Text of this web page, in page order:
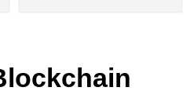
Youtube